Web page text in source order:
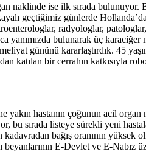
naklinde ise ilk sırada bulunuyor.
geçtiğimiz günlerde
radyologlar,
bulunarak üç
gününü kararlaştırdık. 45
katılan bir cerrahın
hastanın çoğunun acil
bu sırada listeye sürekli yeni
bağış oranının
beyanlarının E-Devlet ve E-